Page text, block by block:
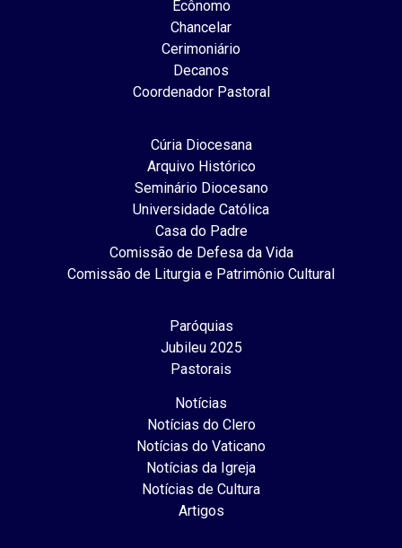
Ecônomo
Chancelar
Cerimoniário
Decanos
Coordenador Pastoral
Cúria Diocesana
Arquivo Histórico
Seminário Diocesano
Universidade Católica
Casa do Padre
Comissão de Defesa da Vida
Comissão de Liturgia e Patrimônio Cultural
Paróquias
Jubileu 2025
Pastorais
Notícias
Notícias do Clero
Notícias do Vaticano
Notícias da Igreja
Notícias de Cultura
Artigos